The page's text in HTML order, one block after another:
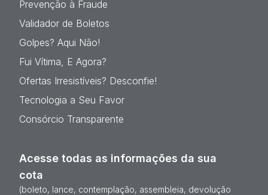
Prevenção à Fraude
Validador de Boletos
Golpes? Aqui Não!
Fui Vítima, E Agora?
Ofertas Irresistíveis? Desconfie!
Tecnologia a Seu Favor
Consórcio Transparente
Acesse todas as informações da sua
cota
(boleto, lance, contemplação, assembleia, devolução